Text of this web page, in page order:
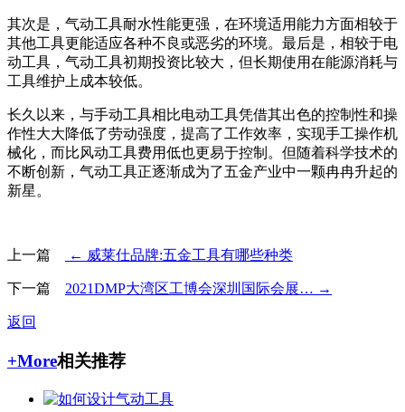
其次是，气动工具耐水性能更强，在环境适用能力方面相较于
其他工具更能适应各种不良或恶劣的环境。最后是，相较于电
动工具，气动工具初期投资比较大，但长期使用在能源消耗与
工具维护上成本较低。
长久以来，与手动工具相比电动工具凭借其出色的控制性和操
作性大大降低了劳动强度，提高了工作效率，实现手工操作机
械化，而比风动工具费用低也更易于控制。但随着科学技术的
不断创新，气动工具正逐渐成为了五金产业中一颗冉冉升起的
新星。
上一篇 ← 威莱仕品牌:五金工具有哪些种类
下一篇 2021DMP大湾区工博会深圳国际会展… →
返回
+More相关推荐